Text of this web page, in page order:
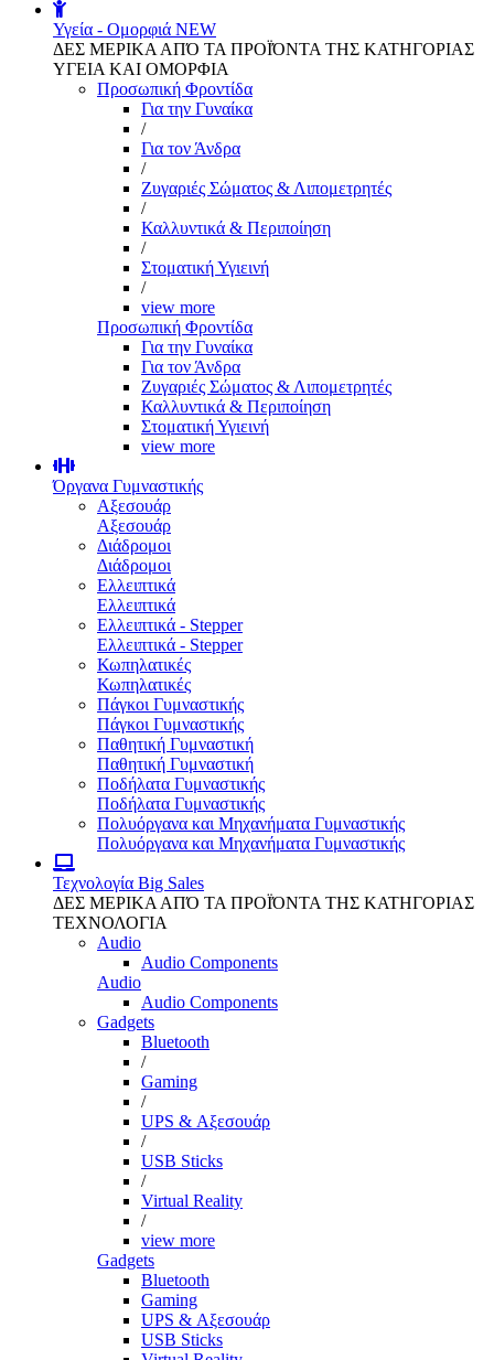
Υγεία - Ομορφιά NEW
ΔΕΣ ΜΕΡΙΚΑ ΑΠΌ ΤΑ ΠΡΟΪΌΝΤΑ ΤΗΣ ΚΑΤΗΓΟΡΙΑΣ
ΥΓΕΙΑ ΚΑΙ ΟΜΟΡΦΙΑ
Προσωπική Φροντίδα
Για την Γυναίκα
/
Για τον Άνδρα
/
Ζυγαριές Σώματος & Λιπομετρητές
/
Καλλυντικά & Περιποίηση
/
Στοματική Υγιεινή
/
view more
Προσωπική Φροντίδα
Για την Γυναίκα
Για τον Άνδρα
Ζυγαριές Σώματος & Λιπομετρητές
Καλλυντικά & Περιποίηση
Στοματική Υγιεινή
view more
Όργανα Γυμναστικής
Αξεσουάρ
Αξεσουάρ
Διάδρομοι
Διάδρομοι
Ελλειπτικά
Ελλειπτικά
Ελλειπτικά - Stepper
Ελλειπτικά - Stepper
Κωπηλατικές
Κωπηλατικές
Πάγκοι Γυμναστικής
Πάγκοι Γυμναστικής
Παθητική Γυμναστική
Παθητική Γυμναστική
Ποδήλατα Γυμναστικής
Ποδήλατα Γυμναστικής
Πολυόργανα και Μηχανήματα Γυμναστικής
Πολυόργανα και Μηχανήματα Γυμναστικής
Τεχνολογία Big Sales
ΔΕΣ ΜΕΡΙΚΑ ΑΠΌ ΤΑ ΠΡΟΪΌΝΤΑ ΤΗΣ ΚΑΤΗΓΟΡΙΑΣ
ΤΕΧΝΟΛΟΓΙΑ
Audio
Audio Components
Audio
Audio Components
Gadgets
Bluetooth
/
Gaming
/
UPS & Αξεσουάρ
/
USB Sticks
/
Virtual Reality
/
view more
Gadgets
Bluetooth
Gaming
UPS & Αξεσουάρ
USB Sticks